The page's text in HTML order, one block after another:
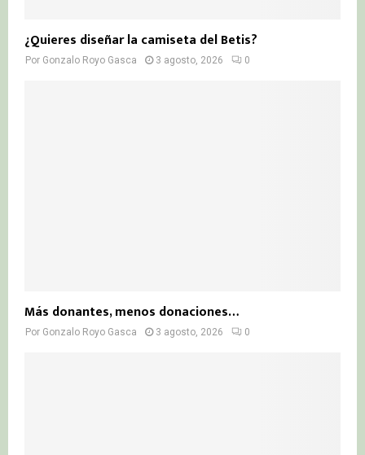
¿Quieres diseñar la camiseta del Betis?
Por Gonzalo Royo Gasca 3 agosto, 2026 0
Más donantes, menos donaciones…
Por Gonzalo Royo Gasca 3 agosto, 2026 0